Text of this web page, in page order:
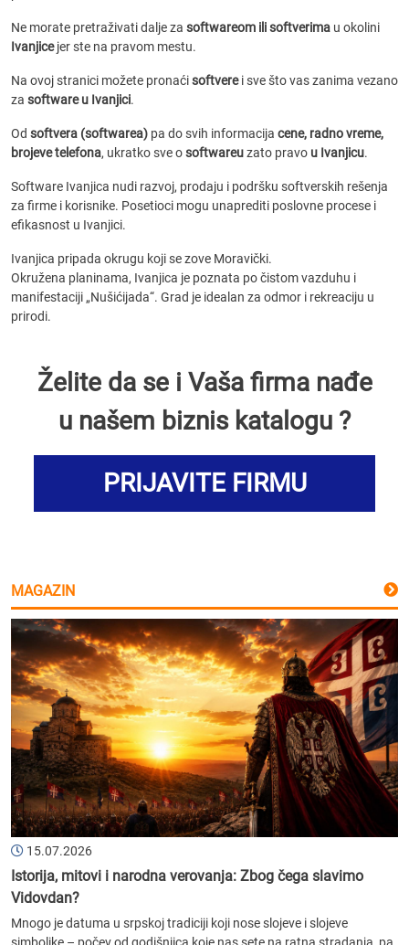
Ne morate pretraživati dalje za softwareom ili softverima u okolini
Ivanjicejer ste na pravom mestu.
Na ovoj stranici možete pronaćisoftverei sve što vas zanima vezano
za software u Ivanjici.
Od softvera (softwarea) pa do svih informacija cene, radno vreme,
brojeve telefona, ukratko sve osoftwareuzato pravo u Ivanjicu.
Software Ivanjica nudi razvoj, prodaju i podršku softverskih rešenja
za firme i korisnike. Posetioci mogu unaprediti poslovne procese i
efikasnost u Ivanjici.
Ivanjica pripada okrugu koji se zove Moravički.
Okružena planinama, Ivanjica je poznata po čistom vazduhu i
manifestaciji „Nušićijada“. Grad je idealan za odmor i rekreaciju u
prirodi.
Želite da se i Vaša firma nađe
u našem biznis katalogu ?
PRIJAVITE FIRMU
MAGAZIN
15.07.2026
Istorija, mitovi i narodna verovanja: Zbog čega slavimo
Vidovdan?
Mnogo je datuma u srpskoj tradiciji koji nose slojeve i slojeve
simbolike – počev od godišnjica koje nas sete na ratna stradanja, pa